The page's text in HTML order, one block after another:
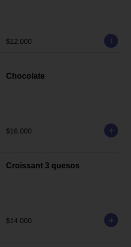
$12.000
Chocolate
$16.000
Croissant 3 quesos
$14.000